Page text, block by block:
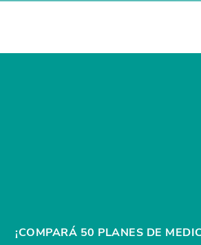
¡COMPARÁ 50 PLANES DE